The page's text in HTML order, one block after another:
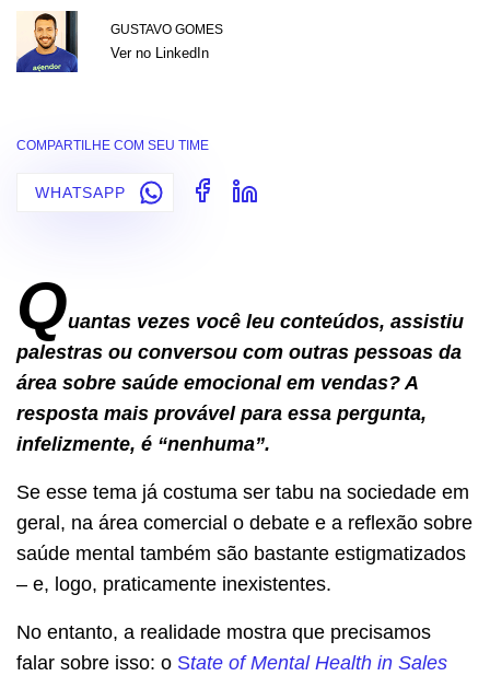
GUSTAVO GOMES
Ver no LinkedIn
COMPARTILHE COM SEU TIME
WHATSAPP
Quantas vezes você leu conteúdos, assistiu
palestras ou conversou com outras pessoas da
área sobre saúde emocional em vendas? A
resposta mais provável para essa pergunta,
infelizmente, é “nenhuma”.
Se esse tema já costuma ser tabu na sociedade em
geral, na área comercial o debate e a reflexão sobre
saúde mental também são bastante estigmatizados
– e, logo, praticamente inexistentes.
No entanto, a realidade mostra que precisamos
falar sobre isso: o State of Mental Health in Sales